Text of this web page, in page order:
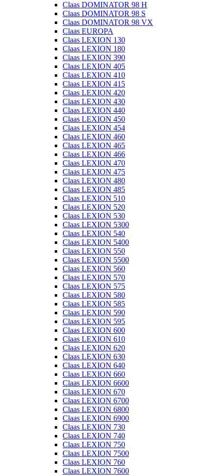
Claas DOMINATOR 98 H
Claas DOMINATOR 98 S
Claas DOMINATOR 98 VX
Claas EUROPA
Claas LEXION 130
Claas LEXION 180
Claas LEXION 390
Claas LEXION 405
Claas LEXION 410
Claas LEXION 415
Claas LEXION 420
Claas LEXION 430
Claas LEXION 440
Claas LEXION 450
Claas LEXION 454
Claas LEXION 460
Claas LEXION 465
Claas LEXION 466
Claas LEXION 470
Claas LEXION 475
Claas LEXION 480
Claas LEXION 485
Claas LEXION 510
Claas LEXION 520
Claas LEXION 530
Claas LEXION 5300
Claas LEXION 540
Claas LEXION 5400
Claas LEXION 550
Claas LEXION 5500
Claas LEXION 560
Claas LEXION 570
Claas LEXION 575
Claas LEXION 580
Claas LEXION 585
Claas LEXION 590
Claas LEXION 595
Claas LEXION 600
Claas LEXION 610
Claas LEXION 620
Claas LEXION 630
Claas LEXION 640
Claas LEXION 660
Claas LEXION 6600
Claas LEXION 670
Claas LEXION 6700
Claas LEXION 6800
Claas LEXION 6900
Claas LEXION 730
Claas LEXION 740
Claas LEXION 750
Claas LEXION 7500
Claas LEXION 760
Claas LEXION 7600